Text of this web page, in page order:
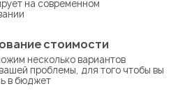
на современном
стоимости
несколько вариантов
проблемы, для того чтобы вы
в бюджет